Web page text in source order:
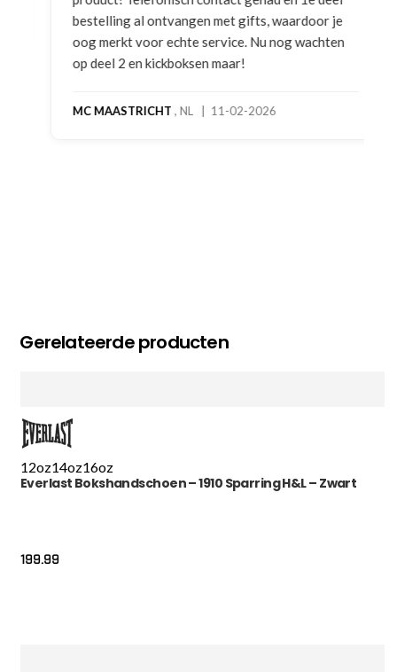
bestelling al ontvangen met gifts, waardoor je
oog merkt voor echte service. Nu nog wachten
op deel 2 en kickboksen maar!
MC MAASTRICHT, NL | 11-02-2026
Gerelateerde producten
12oz14oz16oz
Everlast Bokshandschoen – 1910 Sparring H&L – Zwart
199.99